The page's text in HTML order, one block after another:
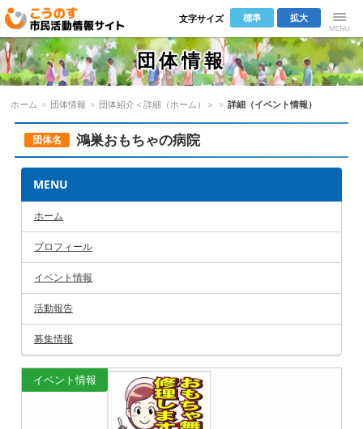
こうのす市
民活動情報サ
イト
Menu
拡大
標準
文字サイズ
団体情報
ホーム » 団体情報 » 団体紹介＜詳細（ホーム）＞ » 詳細（イベント情報）
団体名 鴻巣おもちゃの病院
MENU
ホーム
プロフィール
イベント情報
活動報告
募集情報
イベント情報